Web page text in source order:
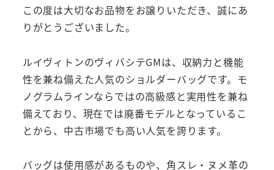
この度は大切なお品物をお譲りいただき、誠にあ
りがとうございました。
ルイヴィトンのヴィバシテGMは、収納力と機能
性を兼ね備えた人気のショルダーバッグです。モ
ノグラムラインならではの高級感と実用性を兼ね
備えており、現在では廃番モデルとなっているこ
とから、中古市場でも高い人気を誇ります。
バッグは使用感があるものや、角スレ・ヌメ革の